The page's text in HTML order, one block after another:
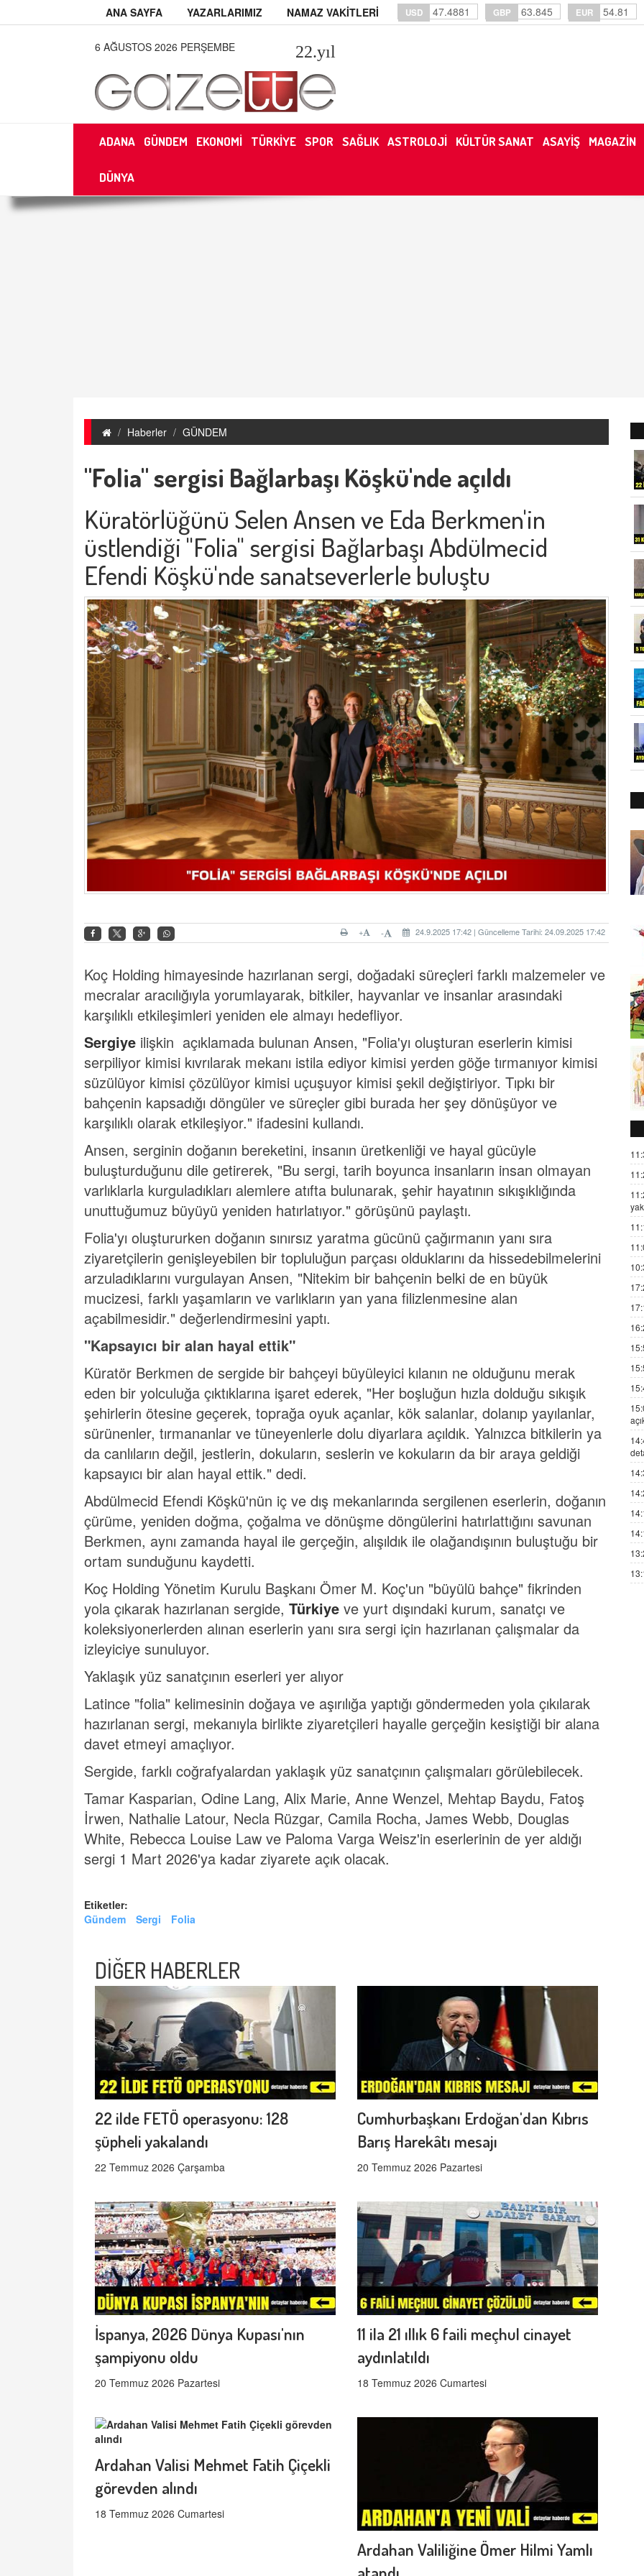
ANA SAYFA YAZARLARIMIZ NAMAZ VAKİTLERİ USD 47.4881 GBP 63.845 EUR 54.81
6 AĞUSTOS 2026 PERŞEMBE 22.yıl
ADANA GÜNDEM EKONOMİ TÜRKİYE SPOR SAĞLIK ASTROLOJİ KÜLTÜR SANAT ASAYİŞ MAGAZİN
DÜNYA
Haberler GÜNDEM
"Folia" sergisi Bağlarbaşı Köşkü'nde açıldı
Küratörlüğünü Selen Ansen ve Eda Berkmen'in
üstlendiği "Folia" sergisi Bağlarbaşı Abdülmecid
Efendi Köşkü'nde sanatseverlerle buluştu
24.9.2025 17:42 | Güncelleme Tarihi: 24.09.2025 17:42
-
+
Koç Holding himayesinde hazırlanan sergi, doğadaki süreçleri farklı malzemeler ve
mecralar aracılığıyla yorumlayarak, bitkiler, hayvanlar ve insanlar arasındaki
karşılıklı etkileşimleri yeniden ele almayı hedefliyor.
Sergiye ilişkin açıklamada bulunan Ansen, "Folia'yı oluşturan eserlerin kimisi
serpiliyor kimisi kıvrılarak mekanı istila ediyor kimisi yerden göğe tırmanıyor kimisi
süzülüyor kimisi çözülüyor kimisi uçuşuyor kimisi şekil değiştiriyor. Tıpkı bir
bahçenin kapsadığı döngüler ve süreçler gibi burada her şey dönüşüyor ve
karşılıklı olarak etkileşiyor." ifadesini kullandı.
Ansen, serginin doğanın bereketini, insanın üretkenliği ve hayal gücüyle
buluşturduğunu dile getirerek, "Bu sergi, tarih boyunca insanların insan olmayan
varlıklarla kurguladıkları alemlere atıfta bulunarak, şehir hayatının sıkışıklığında
unuttuğumuz büyüyü yeniden hatırlatıyor." görüşünü paylaştı.
Folia'yı oluştururken doğanın sınırsız yaratma gücünü çağırmanın yanı sıra
ziyaretçilerin genişleyebilen bir topluluğun parçası olduklarını da hissedebilmelerini
arzuladıklarını vurgulayan Ansen, "Nitekim bir bahçenin belki de en büyük
mucizesi, farklı yaşamların ve varlıkların yan yana filizlenmesine alan
açabilmesidir." değerlendirmesini yaptı.
"Kapsayıcı bir alan hayal ettik"
Küratör Berkmen de sergide bir bahçeyi büyüleyici kılanın ne olduğunu merak
eden bir yolculuğa çıktıklarına işaret ederek, "Her boşluğun hızla dolduğu sıkışık
şehirlerin ötesine geçerek, toprağa oyuk açanlar, kök salanlar, dolanıp yayılanlar,
sürünenler, tırmananlar ve tüneyenlerle dolu diyarlara açıldık. Yalnızca bitkilerin ya
da canlıların değil, jestlerin, dokuların, seslerin ve kokuların da bir araya geldiği
kapsayıcı bir alan hayal ettik." dedi.
Abdülmecid Efendi Köşkü'nün iç ve dış mekanlarında sergilenen eserlerin, doğanın
çürüme, yeniden doğma, çoğalma ve dönüşme döngülerini hatırlattığını savunan
Berkmen, aynı zamanda hayal ile gerçeğin, alışıldık ile olağandışının buluştuğu bir
ortam sunduğunu kaydetti.
Koç Holding Yönetim Kurulu Başkanı Ömer M. Koç'un "büyülü bahçe" fikrinden
yola çıkarak hazırlanan sergide, Türkiye ve yurt dışındaki kurum, sanatçı ve
koleksiyonerlerden alınan eserlerin yanı sıra sergi için hazırlanan çalışmalar da
izleyiciye sunuluyor.
Yaklaşık yüz sanatçının eserleri yer alıyor
Latince "folia" kelimesinin doğaya ve aşırılığa yaptığı göndermeden yola çıkılarak
hazırlanan sergi, mekanıyla birlikte ziyaretçileri hayalle gerçeğin kesiştiği bir alana
davet etmeyi amaçlıyor.
Sergide, farklı coğrafyalardan yaklaşık yüz sanatçının çalışmaları görülebilecek.
Tamar Kasparian, Odine Lang, Alix Marie, Anne Wenzel, Mehtap Baydu, Fatoş
İrwen, Nathalie Latour, Necla Rüzgar, Camila Rocha, James Webb, Douglas
White, Rebecca Louise Law ve Paloma Varga Weisz'in eserlerinin de yer aldığı
sergi 1 Mart 2026'ya kadar ziyarete açık olacak.
Etiketler:
Gündem
Sergi Folia
DİĞER HABERLER
22 ilde FETÖ operasyonu: 128
şüpheli yakalandı
22 Temmuz 2026 Çarşamba
Cumhurbaşkanı Erdoğan'dan Kıbrıs
Barış Harekâtı mesajı
20 Temmuz 2026 Pazartesi
İspanya, 2026 Dünya Kupası'nın
şampiyonu oldu
20 Temmuz 2026 Pazartesi
11 ila 21 ıllık 6 faili meçhul cinayet
aydınlatıldı
18 Temmuz 2026 Cumartesi
Ardahan Valisi Mehmet Fatih Çiçekli
görevden alındı
18 Temmuz 2026 Cumartesi
Ardahan Valiliğine Ömer Hilmi Yamlı